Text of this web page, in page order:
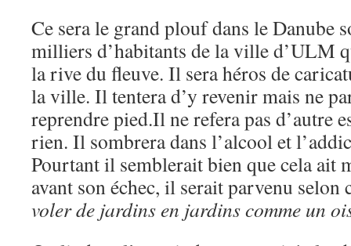
Ce sera le grand plouf dans le Danube
milliers d’habitants de la ville d’ULM
la rive du fleuve. Il sera héros de
la ville. Il tentera d’y revenir mais ne
reprendre pied.Il ne refera pas d’autre
rien. Il sombrera dans l’alcool et
Pourtant il semblerait bien que cela ait
avant son échec, il serait parvenu selon
voler de jardins en jardins comme un